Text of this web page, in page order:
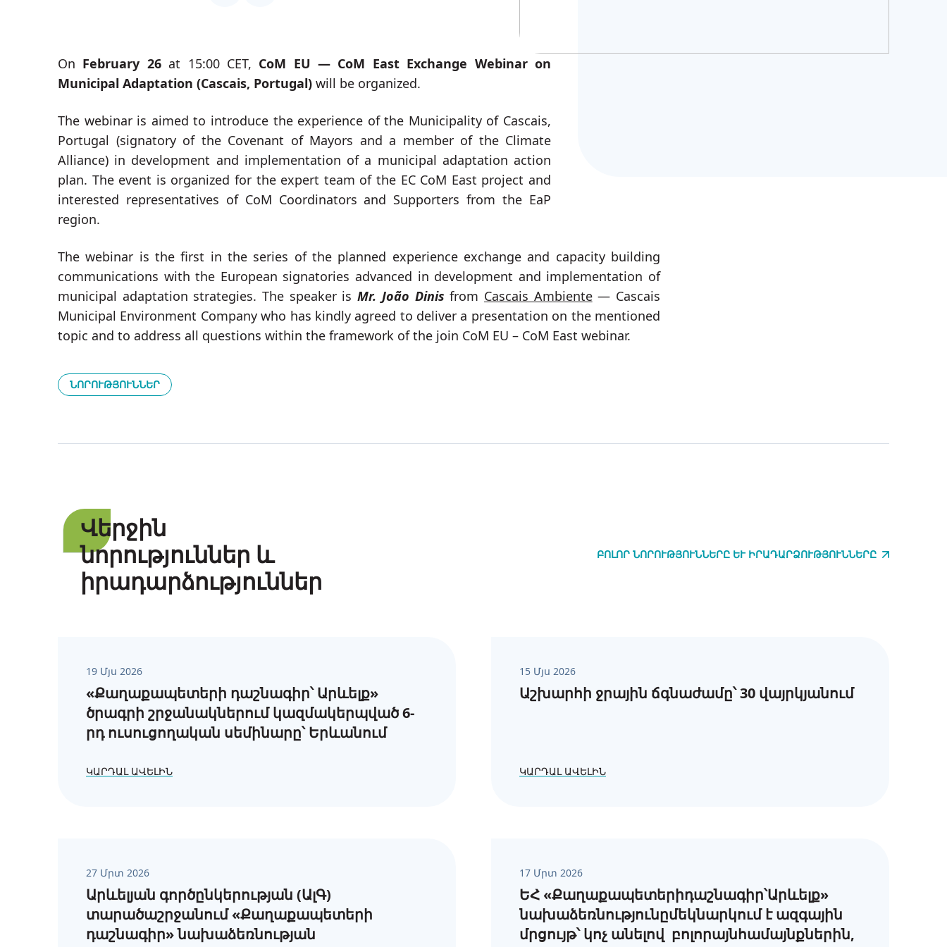
հարցեր
On February 26at 15:00 CET, CoM EU — CoM East Exchange Webinar on
Municipal Adaptation (Cascais, Portugal) will be organized.
The webinar is aimed to introduce the experience of the Municipality of Cascais,
Portugal (signatory of the Covenant of Mayors and a member of the Climate
Alliance) in development and implementation of a municipal adaptation action
plan. The event is organized for the expert team of the EC CoM East project and
interested representatives of CoM Coordinators and Supporters from the EaP
region.
The webinar is the first in the series of the planned experience exchange and capacity building
communications with the European signatories advanced in development and implementation of
municipal adaptation strategies. The speaker isMr. João Dinis from Cascais Ambiente— Cascais
Municipal Environment Company who has kindly agreed to deliver a presentation on the mentioned
topic and to address all questions within the framework of the join CoM EU – CoM East webinar.
ՆՈՐՈՒԹՅՈՒՆՆԵՐ
Վերջին
նորություններ և
իրադարձություններ
ԲՈԼՈՐ ՆՈՐՈՒԹՅՈՒՆՆԵՐԸ ԵՒ ԻՐԱԴԱՐՁՈՒԹՅՈՒՆՆԵՐԸ
19 Մյս 2026
«Քաղաքապետերի դաշնագիր՝ Արևելք»
ծրագրի շրջանակներում կազմակերպված 6-
րդ ուսուցողական սեմինարը՝ Երևանում
ԿԱՐԴԱԼ ԱՎԵԼԻՆ
15 Մյս 2026
Աշխարհի ջրային ճգնաժամը՝ 30 վայրկյանում
ԿԱՐԴԱԼ ԱՎԵԼԻՆ
27 Մրտ 2026
Արևելյան գործընկերության (ԱլԳ)
տարածաշրջանում «Քաղաքապետերի
դաշնագիր» նախաձեռնության
17 Մրտ 2026
ԵՀ «Քաղաքապետերիդաշնագիր՝Արևելք»
նախաձեռնությունըմեկնարկում է ազգային
մրցույթ՝ կոչ անելով բոլորայնհամայնքներին,